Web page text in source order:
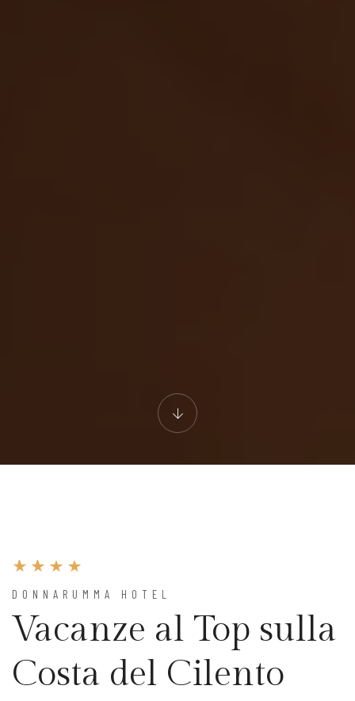
DONNARUMMA HOTEL
Vacanze al Top sulla
Costa del Cilento